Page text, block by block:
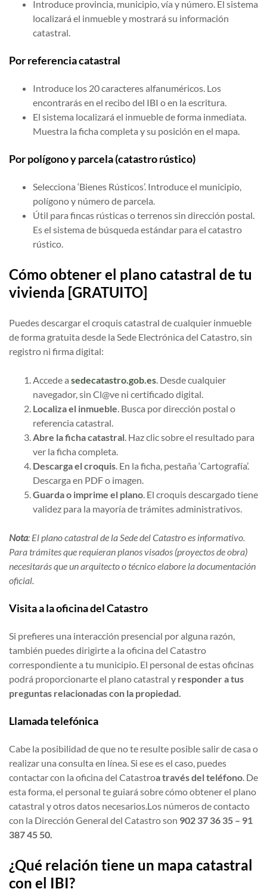
Introduce provincia, municipio, vía y número. El sistema
localizará el inmueble y mostrará su información
catastral.
Por referencia catastral
Introduce los 20 caracteres alfanuméricos. Los
encontrarás en el recibo del IBI o en la escritura.
El sistema localizará el inmueble de forma inmediata.
Muestra la ficha completa y su posición en el mapa.
Por polígono y parcela (catastro rústico)
Selecciona ‘Bienes Rústicos’. Introduce el municipio,
polígono y número de parcela.
Útil para fincas rústicas o terrenos sin dirección postal.
Es el sistema de búsqueda estándar para el catastro
rústico.
Cómo obtener el plano catastral de tu
vivienda [GRATUITO]
Puedes descargar el croquis catastral de cualquier inmueble
de forma gratuita desde la Sede Electrónica del Catastro, sin
registro ni firma digital:
Accede a sedecatastro.gob.es. Desde cualquier
navegador, sin Cl@ve ni certificado digital.
Localiza el inmueble. Busca por dirección postal o
referencia catastral.
Abre la ficha catastral. Haz clic sobre el resultado para
ver la ficha completa.
Descarga el croquis. En la ficha, pestaña ‘Cartografía’.
Descarga en PDF o imagen.
Guarda o imprime el plano. El croquis descargado tiene
validez para la mayoría de trámites administrativos.
Nota: El plano catastral de la Sede del Catastro es informativo.
Para trámites que requieran planos visados (proyectos de obra)
necesitarás que un arquitecto o técnico elabore la documentación
oficial.
Visita a la oficina del Catastro
Si prefieres una interacción presencial por alguna razón,
también puedes dirigirte a la oficina del Catastro
correspondiente a tu municipio. El personal de estas oficinas
podrá proporcionarte el plano catastral y responder a tus
preguntas relacionadas con la propiedad.
Llamada telefónica
Cabe la posibilidad de que no te resulte posible salir de casa o
realizar una consulta en línea. Si ese es el caso, puedes
contactar con la oficina del Catastroa través del teléfono. De
esta forma, el personal te guiará sobre cómo obtener el plano
catastral y otros datos necesarios.Los números de contacto
con la Dirección General del Catastro son 902 37 36 35 – 91
387 45 50.
¿Qué relación tiene un mapa catastral
con el IBI?